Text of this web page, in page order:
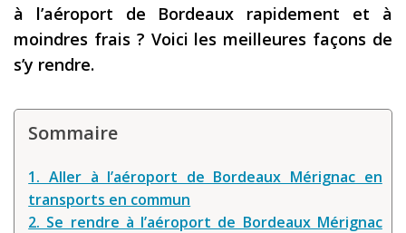
Podcast
Préparer son voyage
Sites utiles
Réserver un vol !
à l’aéroport de Bordeaux rapidement et à
moindres frais ? Voici les meilleures façons de
s’y rendre.
Sommaire
1. Aller à l’aéroport de Bordeaux Mérignac en
transports en commun
2. Se rendre à l’aéroport de Bordeaux Mérignac